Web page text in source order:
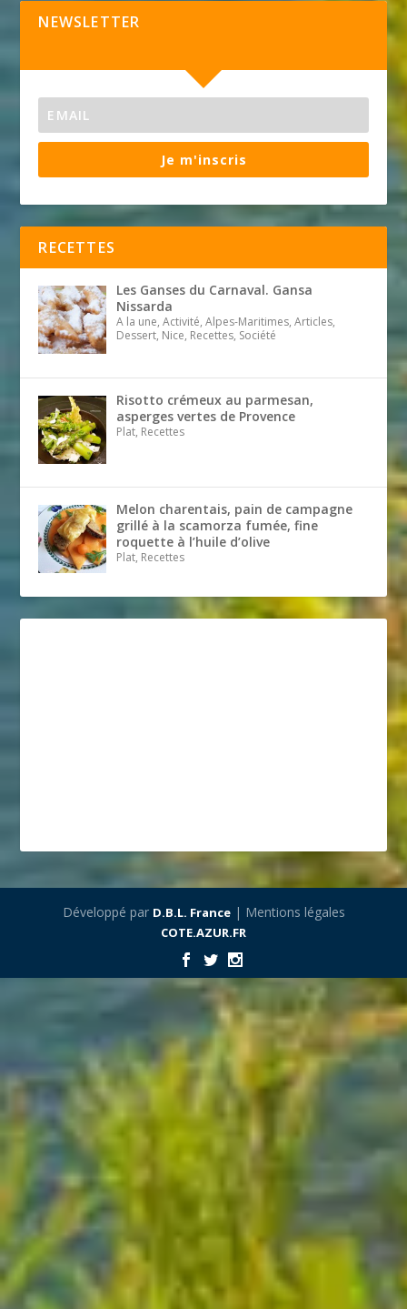
NEWSLETTER
Je m'inscris
RECETTES
Les Ganses du Carnaval. Gansa
Nissarda
A la une, Activité, Alpes-Maritimes, Articles,
Dessert, Nice, Recettes, Société
Risotto crémeux au parmesan,
asperges vertes de Provence
Plat, Recettes
Melon charentais, pain de campagne
grillé à la scamorza fumée, fine
roquette à l’huile d’olive
Plat, Recettes
Développé par D.B.L. France| Mentions légales
COTE.AZUR.FR